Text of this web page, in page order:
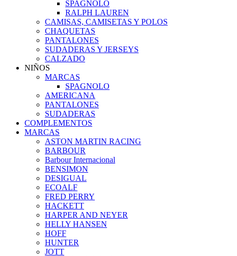
SPAGNOLO
RALPH LAUREN
CAMISAS, CAMISETAS Y POLOS
CHAQUETAS
PANTALONES
SUDADERAS Y JERSEYS
CALZADO
NIÑOS
MARCAS
SPAGNOLO
AMERICANA
PANTALONES
SUDADERAS
COMPLEMENTOS
MARCAS
ASTON MARTIN RACING
BARBOUR
Barbour Internacional
BENSIMON
DESIGUAL
ECOALF
FRED PERRY
HACKETT
HARPER AND NEYER
HELLY HANSEN
HOFF
HUNTER
JOTT